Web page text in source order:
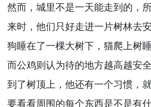
然而， 城里不是一天能走到的，
来时， 他们只好走进一片树林去安
狗睡在了一棵大树下， 猫爬上树
而公鸡则认为待的地方越高越安全
到了树顶上， 他还有一个习惯，
要看看周围的每个东西是不是有什